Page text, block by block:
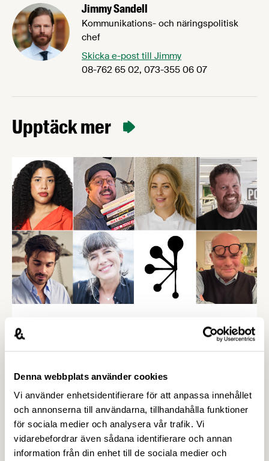
Denna webbplats använder cookies
Vi använder enhetsidentifierare för att anpassa innehållet
och annonserna till användarna, tillhandahålla funktioner
för sociala medier och analysera vår trafik. Vi
vidarebefordrar även sådana identifierare och annan
information från din enhet till de sociala medier och
Jimmy Sandell
Kommunikations- och näringspolitisk
chef
Skicka e-post till Jimmy
08-762 65 02, 073-355 06 07
Upptäck mer
Cajsa Wargs finaljury för 2026 klar -
det enda som saknas är Folkets röst –
Livsmedelsföretagen
100 000 kr och utmärkelsen Årets kokbok – Cajsa
Warg-priset är priset alla kokboksförfattare vill
vinna. Årets finaljury består bland annat av en
passionerad fiskälskare, en hängiven
kokbokssamlare och en legendarisk matfotograf.